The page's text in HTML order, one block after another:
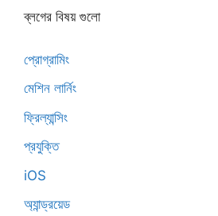
ব্লগের বিষয় গুলো
প্রোগ্রামিং
মেশিন লার্নিং
ফ্রিল্যান্সিং
প্রযুক্তি
iOS
অ্যান্ড্রয়েড